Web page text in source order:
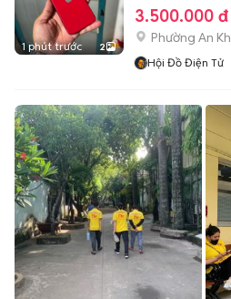
1 phút trước 2
3.500.000 đ
Phường An
Hội Đồ Điện Tử